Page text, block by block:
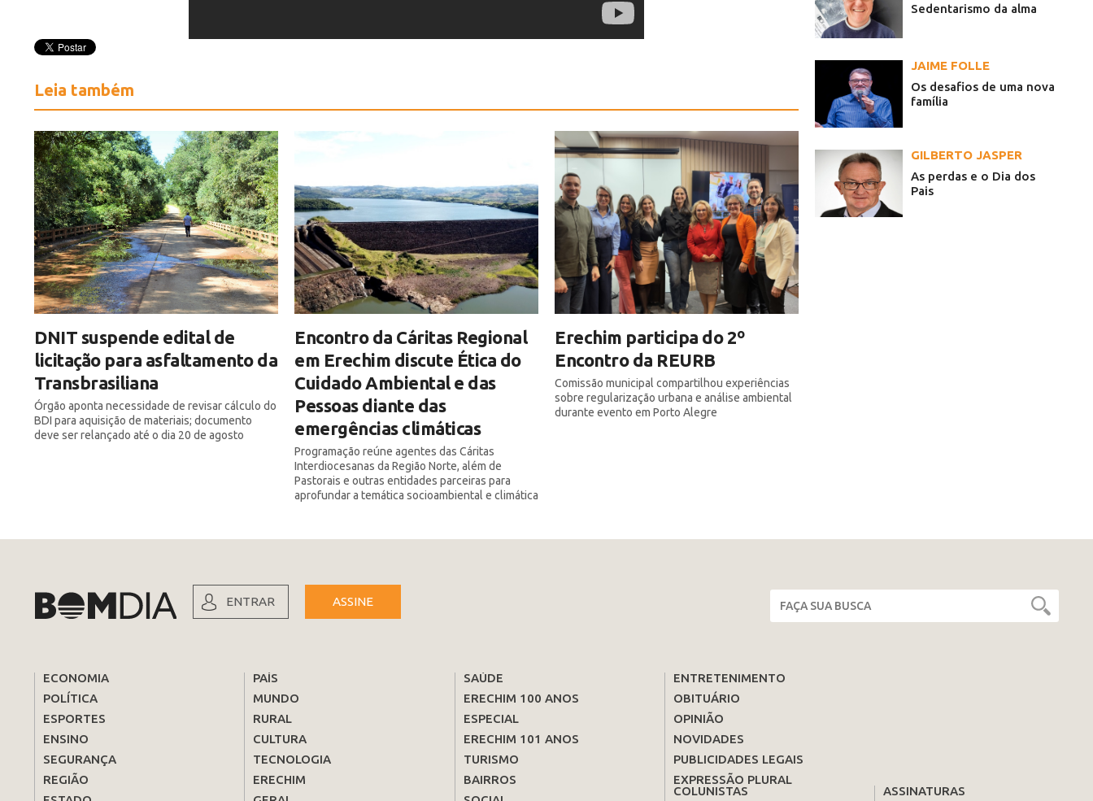
Leia também
DNIT suspende edital de
licitação para asfaltamento da
Transbrasiliana
Órgão aponta necessidade de revisar cálculo do
BDI para aquisição de materiais; documento
deve ser relançado até o dia 20 de agosto
Encontro da Cáritas Regional
em Erechim discute Ética do
Cuidado Ambiental e das
Pessoas diante das
emergências climáticas
Programação reúne agentes das Cáritas
Interdiocesanas da Região Norte, além de
Pastorais e outras entidades parceiras para
aprofundar a temática socioambiental e climática
Erechim participa do 2º
Encontro da REURB
Comissão municipal compartilhou experiências
sobre regularização urbana e análise ambiental
durante evento em Porto Alegre
Sedentarismo da alma
JAIME FOLLE
Os desafios de uma nova
família
GILBERTO JASPER
As perdas e o Dia dos
Pais
ENTRAR ASSINE
ECONOMIA
POLÍTICA
ESPORTES
ENSINO
SEGURANÇA
REGIÃO
PAÍS
MUNDO
RURAL
CULTURA
TECNOLOGIA
ERECHIM
SAÚDE
ERECHIM 100 ANOS
ESPECIAL
ERECHIM 101 ANOS
TURISMO
BAIRROS
ENTRETENIMENTO
OBITUÁRIO
OPINIÃO
NOVIDADES
PUBLICIDADES LEGAIS
EXPRESSÃO PLURAL
COLUNISTAS
ASSINATURAS